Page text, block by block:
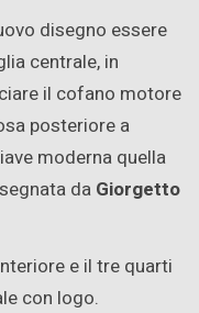
disegno essere
centrale, in
il cofano motore
posteriore a
moderna quella
da Giorgetto
e il tre quarti
con logo.